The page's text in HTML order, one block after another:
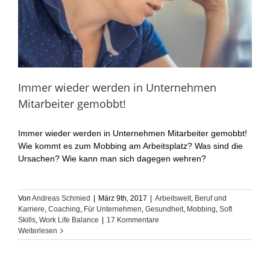
Immer wieder werden in Unternehmen
Mitarbeiter gemobbt!
Immer wieder werden in Unternehmen Mitarbeiter gemobbt!
Wie kommt es zum Mobbing am Arbeitsplatz? Was sind die
Ursachen? Wie kann man sich dagegen wehren?
Von Andreas Schmied | März 9th, 2017 | Arbeitswelt Beruf und
Karriere Coaching Für Unternehmen Gesundheit Mobbing Soft
Skills Work Life Balance | 17 Kommentare
Weiterlesen